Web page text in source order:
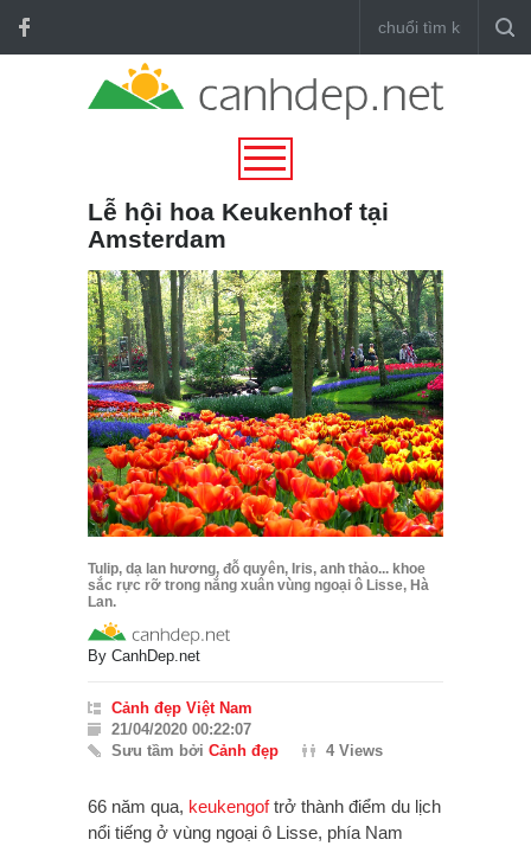
Lễ hội hoa Keukenhof tại
Amsterdam
Tulip, dạ lan hương, đỗ quyên, Iris, anh thảo... khoe
sắc rực rỡ trong nắng xuân vùng ngoại ô Lisse, Hà
Lan.
By CanhDep.net
Cảnh đẹp Việt Nam
21/04/2020 00:22:07
Sưu tầm bởi Cảnh đẹp 4 Views
66 năm qua, keukengoftrở thành điểm du lịch
nổi tiếng ở vùng ngoại ô Lisse, phía Nam